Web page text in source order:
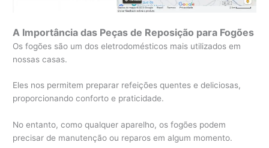
A Importância das Peças de Reposição para Fogões
Os fogões são um dos eletrodomésticos mais utilizados em
nossas casas.
Eles nos permitem preparar refeições quentes e deliciosas,
proporcionando conforto e praticidade.
No entanto, como qualquer aparelho, os fogões podem
precisar de manutenção ou reparos em algum momento.